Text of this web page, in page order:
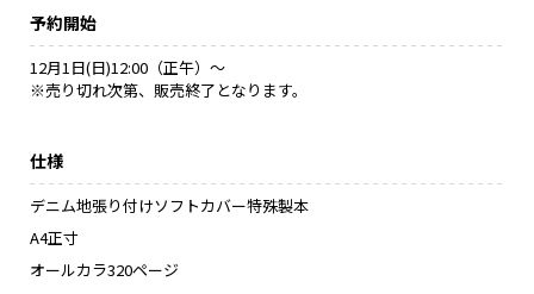
予約開始
12月1日(日)12:00（正午）～
※売り切れ次第、販売終了となります。
仕様
デニム地張り付けソフトカバー特殊製本
A4正寸
オールカラ320ページ